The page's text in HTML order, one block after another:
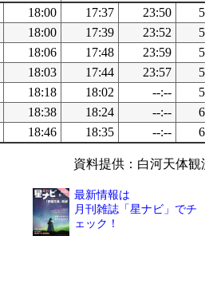
18:00 17:37 23:50
18:00 17:39 23:52
18:06 17:48 23:59
18:03 17:44 23:57
18:18 18:02 --:--
18:38 18:24 --:--
18:46 18:35 --:--
資料提供：白河天体観
最新情報は
月刊雑誌「星ナビ」でチ
ェック！